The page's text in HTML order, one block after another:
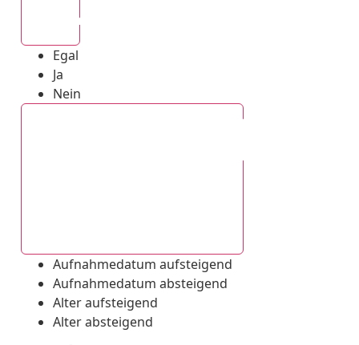
Egal
Ja
Nein
Aufnahmedatum aufsteigend
Aufnahmedatum absteigend
Alter aufsteigend
Alter absteigend